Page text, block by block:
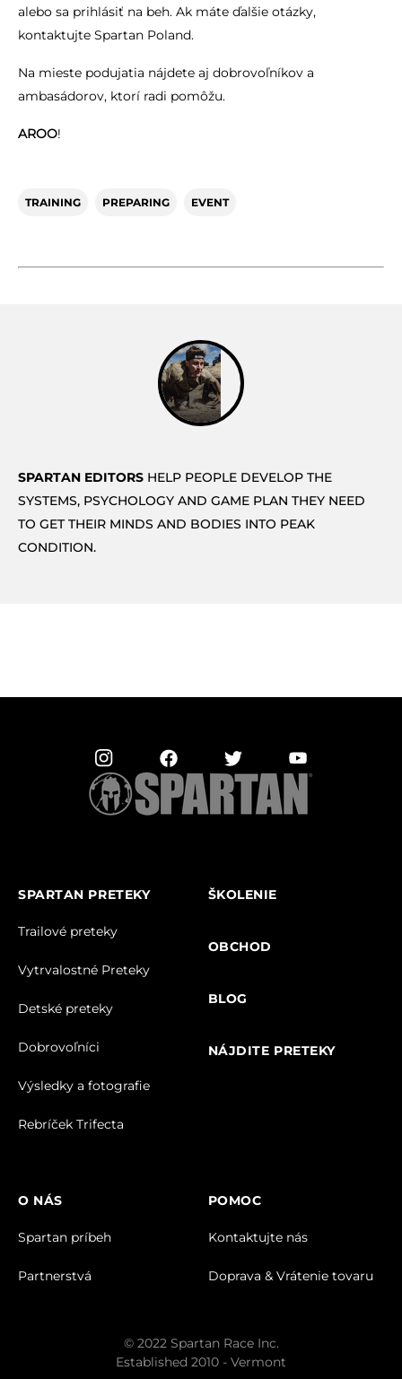
alebo sa prihlásiť na beh. Ak máte ďalšie otázky,
kontaktujte Spartan Poland.
Na mieste podujatia nájdete aj dobrovoľníkov a
ambasádorov, ktorí radi pomôžu.
AROO!
TRAINING PREPARING EVENT
SPARTAN EDITORS HELP PEOPLE DEVELOP THE
SYSTEMS, PSYCHOLOGY AND GAME PLAN THEY NEED
TO GET THEIR MINDS AND BODIES INTO PEAK
CONDITION.
SPARTAN PRETEKY
Trailové preteky
Vytrvalostné Preteky
Detské preteky
Dobrovoľníci
Výsledky a fotografie
Rebríček Trifecta
ŠKOLENIE
OBCHOD
BLOG
NÁJDITE PRETEKY
O NÁS
Spartan príbeh
Partnerstvá
POMOC
Kontaktujte nás
Doprava & Vrátenie tovaru
© 2022 Spartan Race Inc.
Established 2010 - Vermont